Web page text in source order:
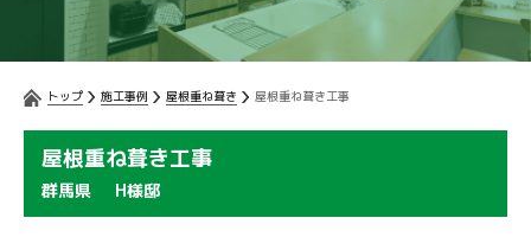
トップ 施工事例 屋根重ね葺き 屋根重ね葺き工事
屋根重ね葺き工事
群馬県 H様邸